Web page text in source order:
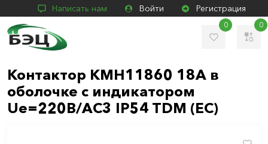
Написать нам Войти Регистрация
0 0
Контактор КМН11860 18А в
оболочке с индикатором
Ue=220В/АС3 IP54 TDM (ЕС)